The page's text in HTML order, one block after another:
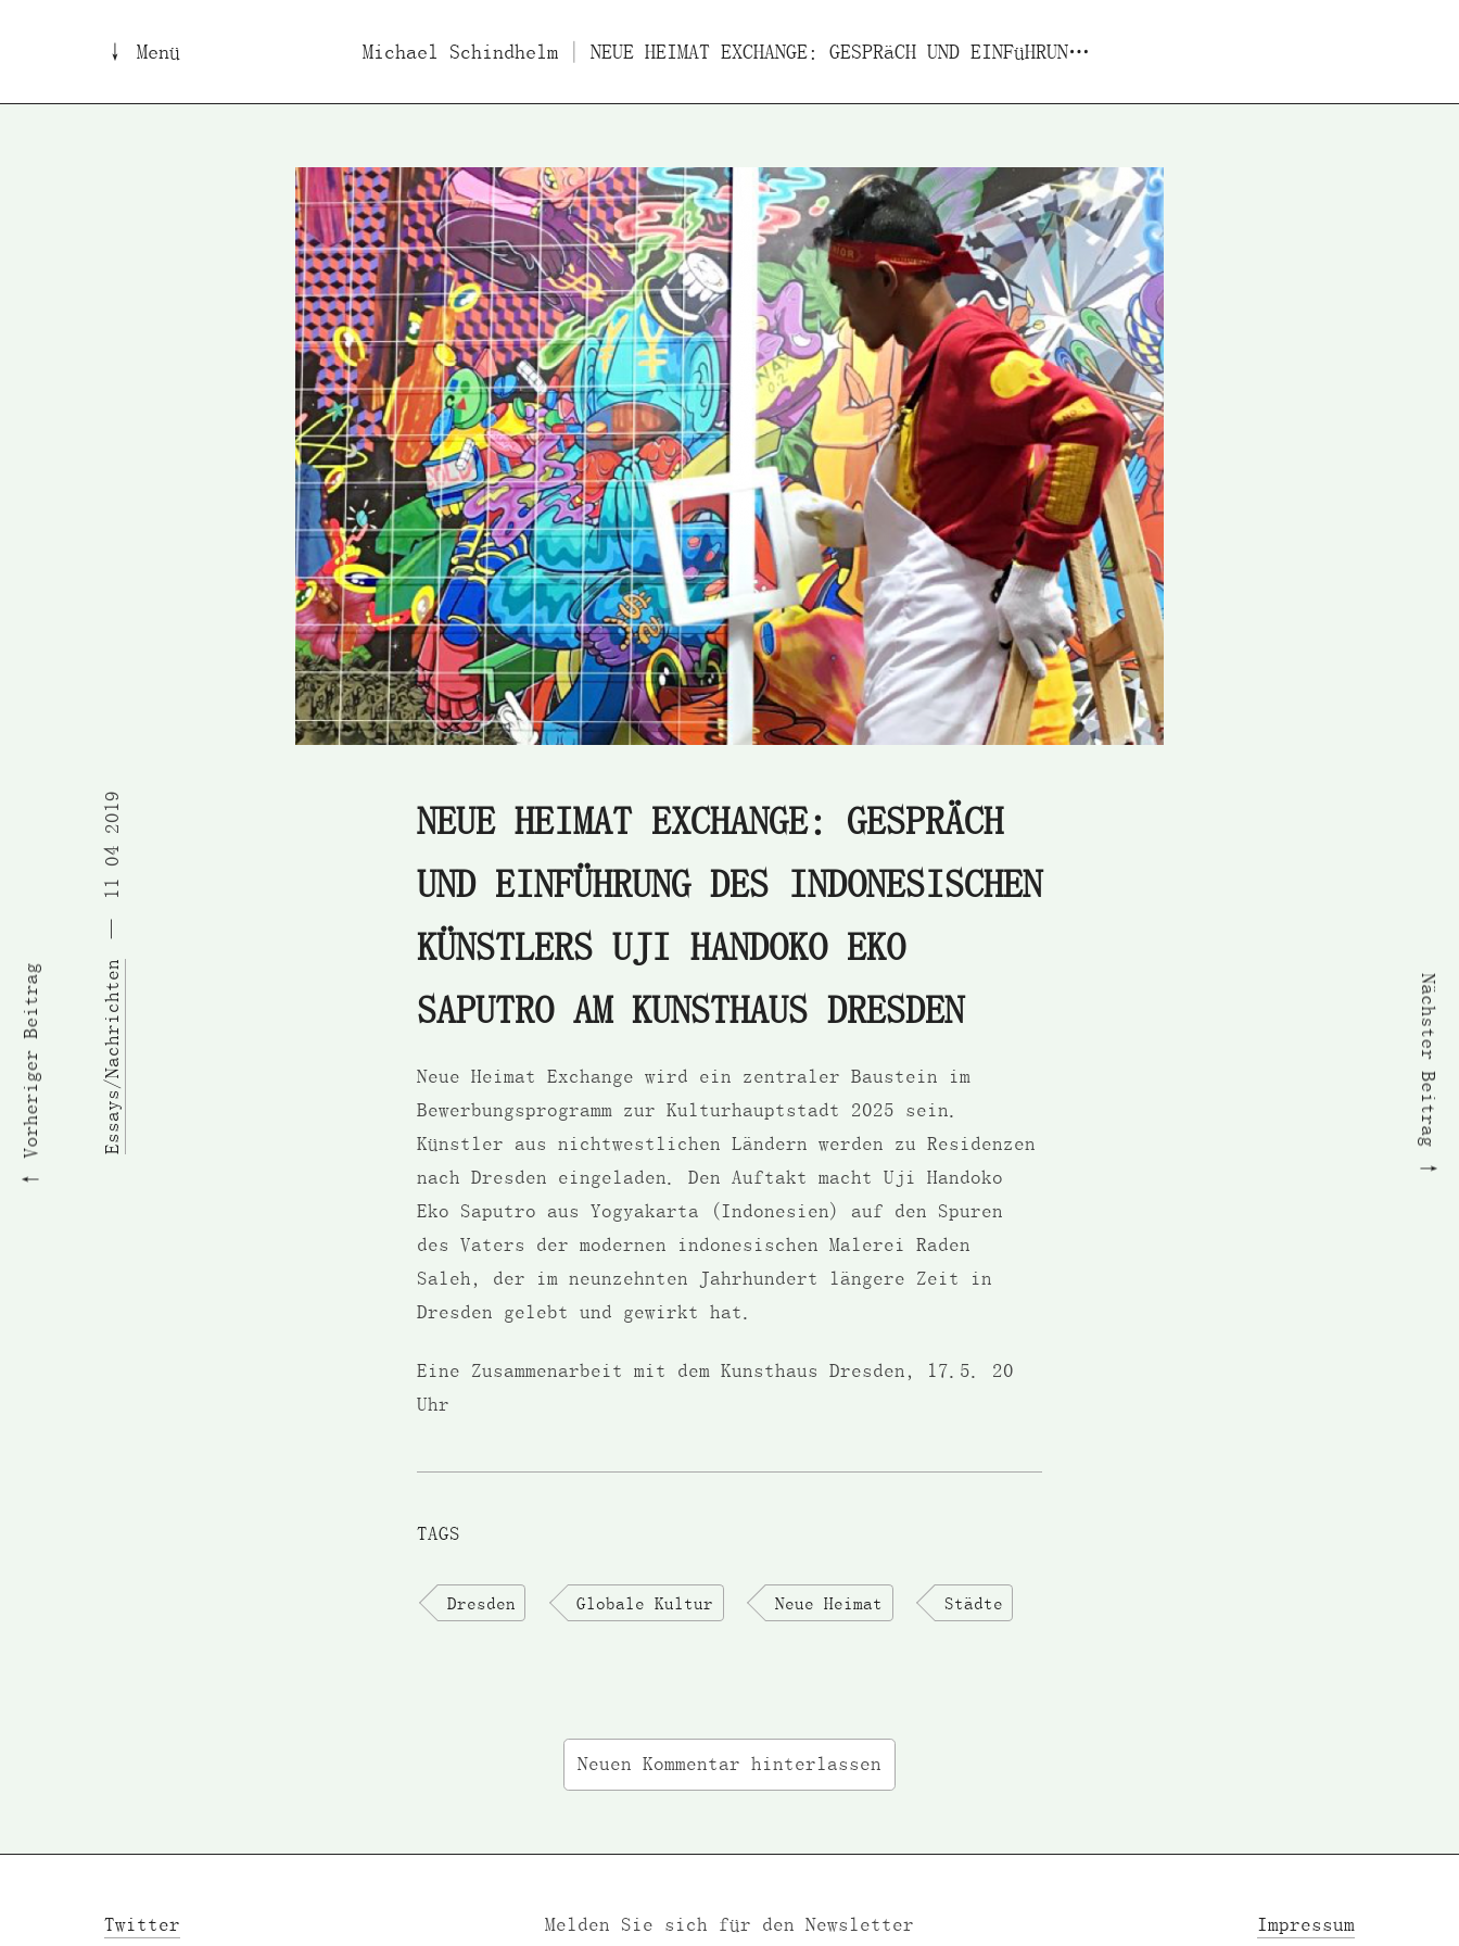
↓ Menü Michael Schindhelm | NEUE HEIMAT EXCHANGE: GESPRäCH UND EINFüHRUNG DES INDONESISCHEN KüNSTLERS UJI HANDOKO EKO SAPUTRO AM KUNSTHAUS DRESDEN
Bücher Filme Essays/Interviews Vorträge Projekte
Essays/Nachrichten
11 04 2019
NEUE HEIMAT EXCHANGE: GESPRÄCH
UND EINFÜHRUNG DES INDONESISCHEN
KÜNSTLERS UJI HANDOKO EKO
SAPUTRO AM KUNSTHAUS DRESDEN
Neue Heimat Exchange wird ein zentraler Baustein im
Bewerbungsprogramm zur Kulturhauptstadt 2025 sein.
Künstler aus nichtwestlichen Ländern werden zu Residenzen
nach Dresden eingeladen. Den Auftakt macht Uji Handoko
Eko Saputro aus Yogyakarta (Indonesien) auf den Spuren
des Vaters der modernen indonesischen Malerei Raden
Saleh, der im neunzehnten Jahrhundert längere Zeit in
Dresden gelebt und gewirkt hat.
Eine Zusammenarbeit mit dem Kunsthaus Dresden, 17.5. 20
Uhr
TAGS
Dresden Globale Kultur Neue Heimat Städte
Vorheriger Beitrag Nächster Beitrag
Neuen Kommentar hinterlassen
Twitter Melden Sie sich für den Newsletter Impressum